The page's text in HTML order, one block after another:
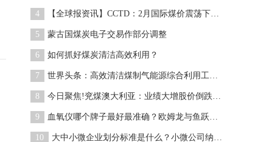
4 【全球报资讯】CCTD：2月国际煤价震荡下行 近期出
5 蒙古国煤炭电子交易作部分调整
6 如何抓好煤炭清洁高效利用？
7 世界头条：高效清洁煤制气能源综合利用工程项目建成
8 今日聚焦!兖煤澳大利亚：业绩大增股价倒跌，“黑金
9 血氧仪哪个牌子最好最准确？欧姆龙与鱼跃哪个准确？
10 大中小微企业划分标准是什么？小微公司纳税标准是什